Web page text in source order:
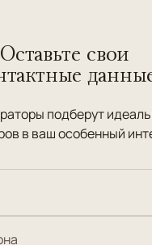
Оставьте свои
подберут
в ваш особенный